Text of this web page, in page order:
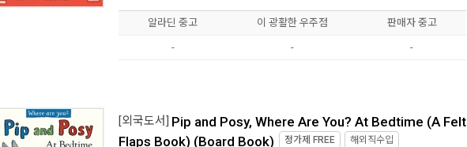
알라딘 중고 이 광활한 우주점 판매자 중고
- - -
[외국도서] Pip and Posy, Where Are You? At Bedtime (A Felt
Flaps Book) (Board Book) 정가제 FREE 해외직수입